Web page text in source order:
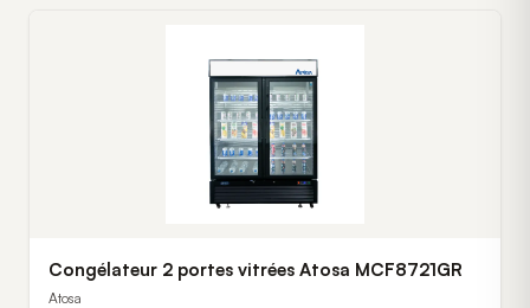
Congélateur 2 portes vitrées Atosa MCF8721GR
Atosa